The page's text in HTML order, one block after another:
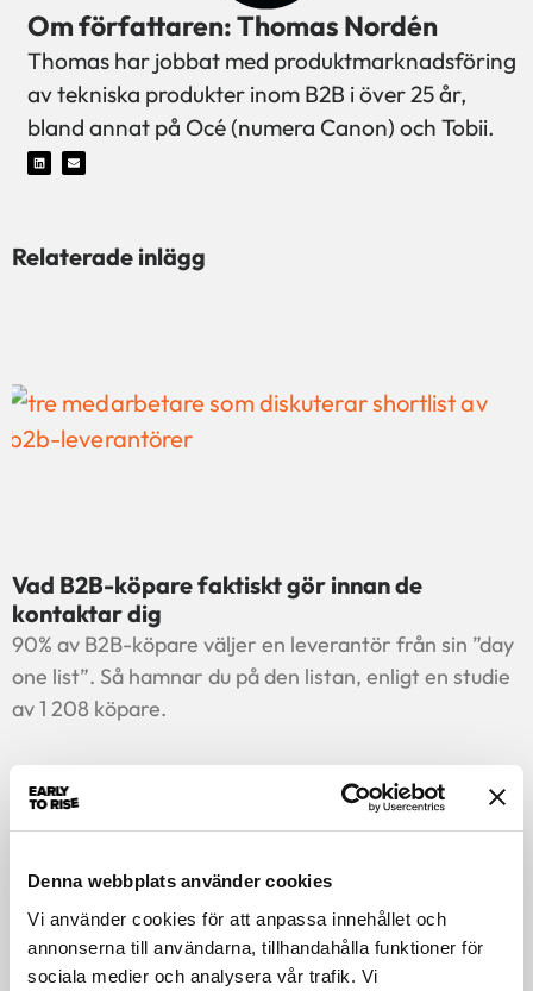
Denna webbplats använder cookies
Vi använder cookies för att anpassa innehållet och
annonserna till användarna, tillhandahålla funktioner för
sociala medier och analysera vår trafik. Vi
Om författaren: Thomas Nordén
Thomas har jobbat med produktmarknadsföring
av tekniska produkter inom B2B i över 25 år,
bland annat på Océ (numera Canon) och Tobii.
Relaterade inlägg
Vad B2B-köpare faktiskt gör innan de
kontaktar dig
90% av B2B-köpare väljer en leverantör från sin ”day
one list”. Så hamnar du på den listan, enligt en studie
av 1 208 köpare.